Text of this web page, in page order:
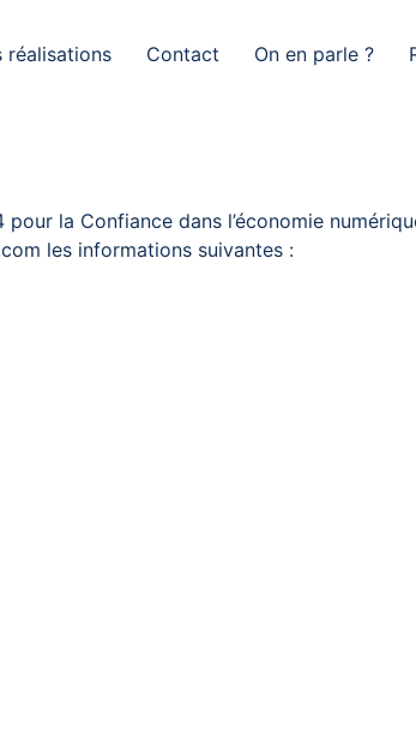
réalisations Contact On en parle ?
la Confiance dans l’économie
les informations suivantes :